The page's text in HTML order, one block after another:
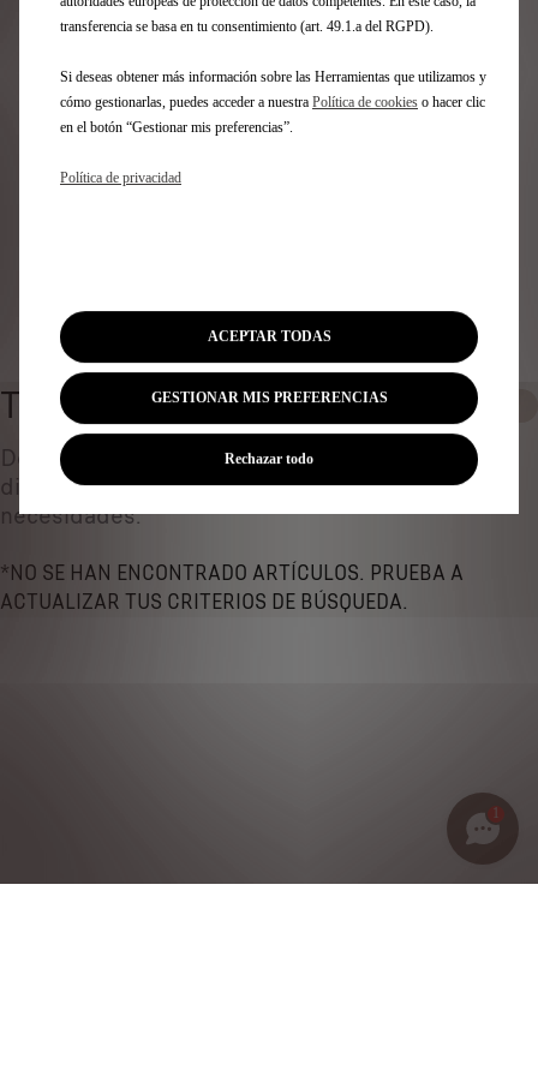
ver los accesorios compatibles
Número de matrícula
VIN
TERMINALES DE ESCAPE
Descubre todos los accesorios originales
diseñados ​​para tu coche y adaptados a tus
necesidades.
*NO SE HAN ENCONTRADO ARTÍCULOS. PRUEBA A
ACTUALIZAR TUS CRITERIOS DE BÚSQUEDA.
transferencia se basa en tu consentimiento (art. 49.1.a del RGPD).
Si deseas obtener más información sobre las Herramientas que utilizamos y
cómo gestionarlas, puedes acceder a nuestra Política de cookies o hacer clic
en el botón “Gestionar mis preferencias”.
Política de privacidad
GESTIONAR MIS PREFERENCIAS
ACEPTAR TODAS
Rechazar todo